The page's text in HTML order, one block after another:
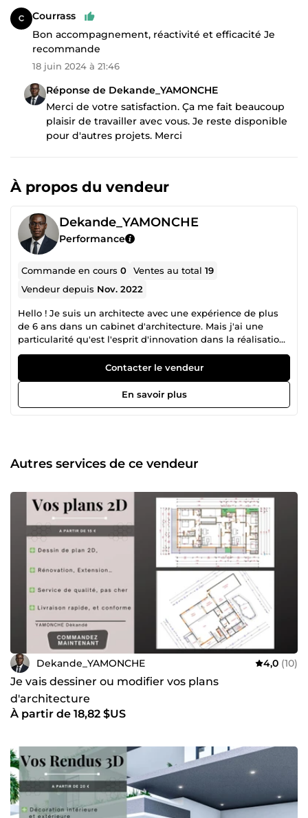
Courrass
Bon accompagnement, réactivité et efficacité Je
recommande
18 juin 2024 à 21:46
Réponse de Dekande_YAMONCHE
Merci de votre satisfaction. Ça me fait beaucoup
plaisir de travailler avec vous. Je reste disponible
pour d'autres projets. Merci
À propos du vendeur
Dekande_YAMONCHE
Performance
Commande en cours0 Ventes au total19
Vendeur depuis Nov. 2022
Hello ! Je suis un architecte avec une expérience de plus
de 6 ans dans un cabinet d'architecture. Mais j'ai une
particularité qu'est l'esprit d'innovation dans la réalisation
de mes prestations. Ne vous inquiété pas, Mes services
impartis. Je suis également très réactif et près pour
répondre à vos attentes. Je mis en votre disposition mon
expérience d'expert pour faire le plan de votre
modification de plans existants les devis quantitatif les
coupes et façades de votre bâtiment la modélisation 3D +
satisfaire vos besoins et de répondre à vos attentes dans
les délais impartis. Agréable journée/ soirée a tous !!...
Dèkandé YAMONCHE
Contacter le vendeur
En savoir plus
Autres services de ce vendeur
Dekande_YAMONCHE 4,0 (10)
Je vais dessiner ou modifier vos plans
d'architecture
À partir de 18,82 $US